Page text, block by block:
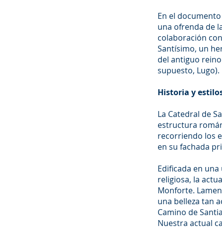
En el
una ofrenda de
colaboración
Santísimo, un
del antiguo
supuesto,
Historia y
La Catedral de
estructura
recorriendo los
en su fachada
Edificada en
religiosa, la
Monforte.
una belleza tan
Camino de
Nuestra actual